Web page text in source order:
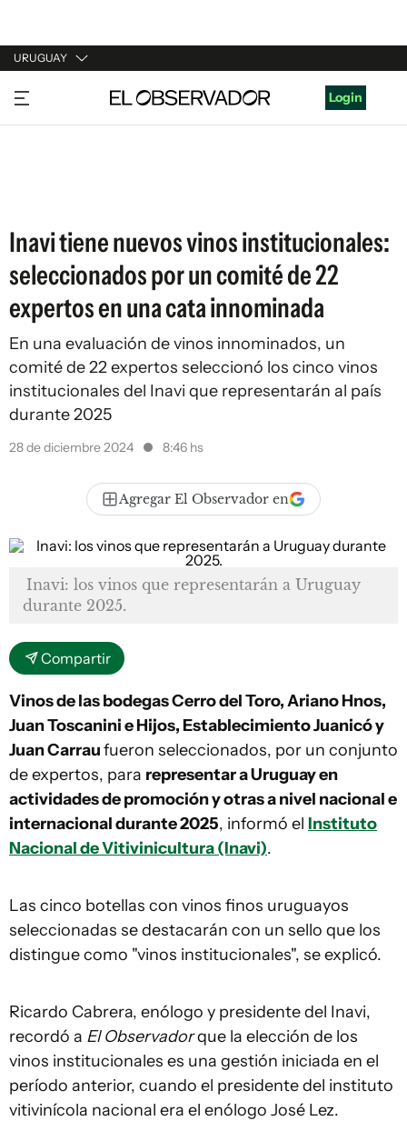
URUGUAY
URUGUAY
ARGENTINA
Login
Inavi tiene nuevos vinos institucionales:
seleccionados por un comité de 22
expertos en una cata innominada
En una evaluación de vinos innominados, un
comité de 22 expertos seleccionó los cinco vinos
institucionales del Inavi que representarán al país
durante 2025
28 de diciembre 2024 8:46 hs
Agregar El Observador en
Inavi: los vinos que representarán a Uruguay
durante 2025.
Compartir
Vinos de las bodegas Cerro del Toro, Ariano Hnos,
Juan Toscanini e Hijos, Establecimiento Juanicó y
Juan Carraufueron seleccionados, por un conjunto
de expertos, para representar a Uruguay en
actividades de promoción y otras a nivel nacional e
internacional durante 2025, informó el Instituto
Nacional de Vitivinicultura (Inavi).
Las cinco botellas con vinos finos uruguayos
seleccionadas se destacarán con un sello que los
distingue como "vinos institucionales", se explicó.
Ricardo Cabrera, enólogo y presidente del Inavi,
recordó a El Observadorque la elección de los
vinos institucionales es una gestión iniciada en el
período anterior, cuando el presidente del instituto
vitivinícola nacional era el enólogo José Lez.